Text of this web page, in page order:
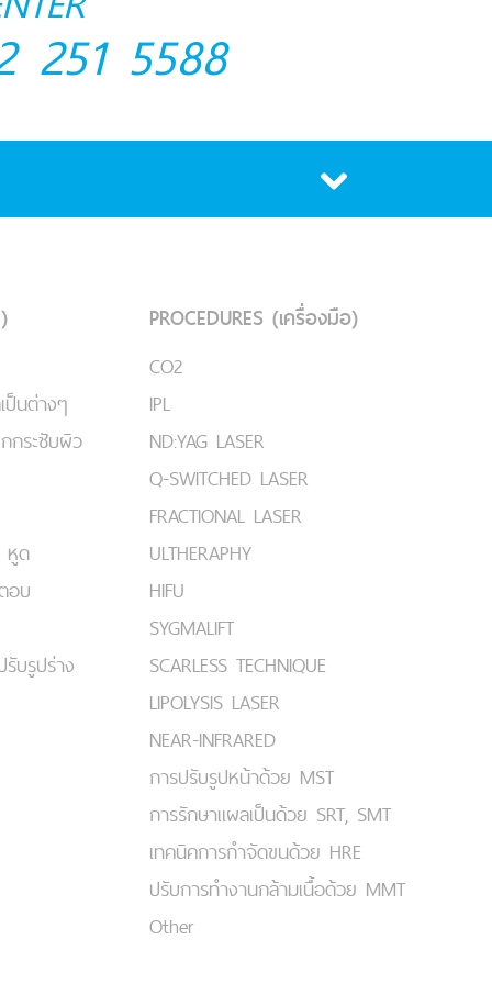
251 5588
นต่างๆ
ระชับผิว
หูด
อบ
บรูปร่าง
PROCEDURES (เครื่องมือ)
CO2
IPL
ND:YAG LASER
Q-SWITCHED LASER
FRACTIONAL LASER
ULTHERAPHY
HIFU
SYGMALIFT
SCARLESS TECHNIQUE
LIPOLYSIS LASER
NEAR-INFRARED
การปรับรูปหน้าด้วย MST
การรักษาแผลเป็นด้วย SRT, SMT
เทคนิคการกำจัดขนด้วย HRE
ปรับการทำงานกล้ามเนื้อด้วย MMT
Other